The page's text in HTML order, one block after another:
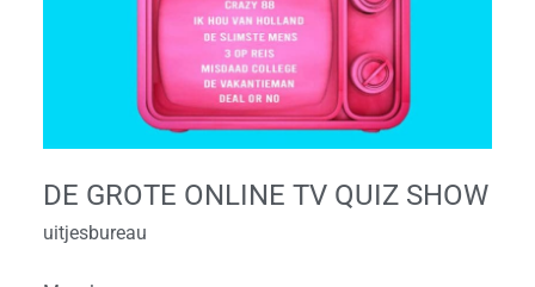
DE GROTE ONLINE TV QUIZ SHOW
uitjesbureau